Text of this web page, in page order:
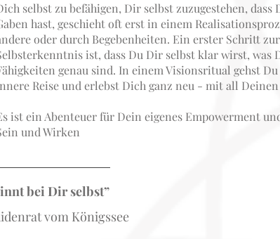
selbst zu befähigen, Dir selbst zuzugestehen, dass
hast, geschieht oft erst in einem
oder durch Begebenheiten. Ein erster Schritt zur
ist, dass Du Dir selbst klar wirst, was
genau sind. In einem Visionsritual gehst
Reise und erlebst Dich ganz neu - mit all Deinen
ist ein Abenteuer für Dein eigenes Empowerment
und Wirken
bei Dir selbst”
vom Königssee